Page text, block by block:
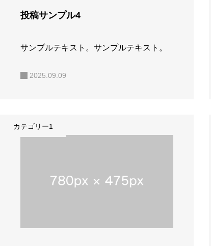
投稿サンプル4
サンプルテキスト。サンプルテキスト。
2025.09.09
カテゴリー1